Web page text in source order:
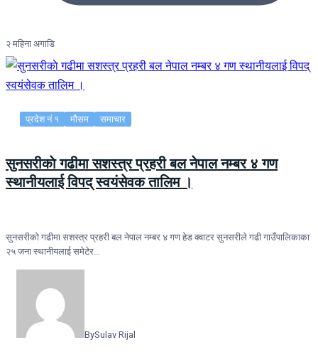
२ महिना अगाडि
प्रदेश नं १ मौसम समाचार
सुनसरीकाे गढीमा सशस्त्र प्रहरी बल नेपाल नम्बर ४ गण
स्थानीयलाई विपद् स्वयंसेवक तालिम ।
सुनसरीकाे गढीमा सशस्त्र प्रहरी बल नेपाल नम्बर ४ गण हेड क्वाटर सुनसरीले गढी गाउँपालिकाका
२५ जना स्थानीयलाई समेटेर…
BySulav Rijal